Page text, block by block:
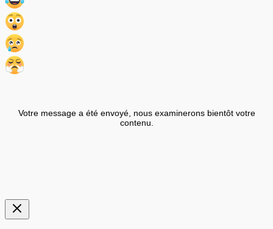
Votre message a été envoyé, nous examinerons bientôt votre
contenu.